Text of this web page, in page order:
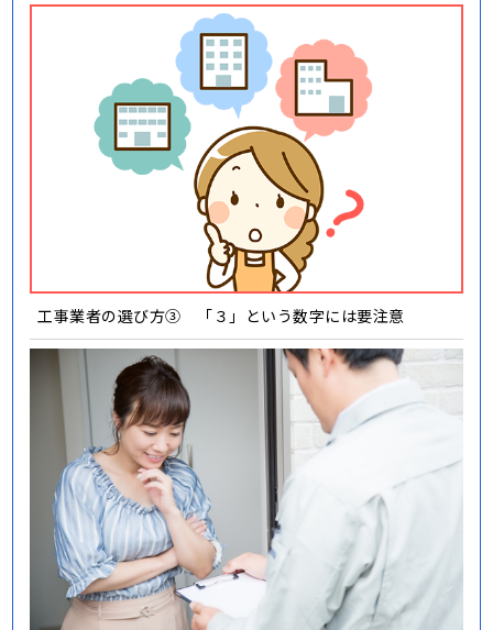
工事業者の選び方③ 「３」という数字には要注意